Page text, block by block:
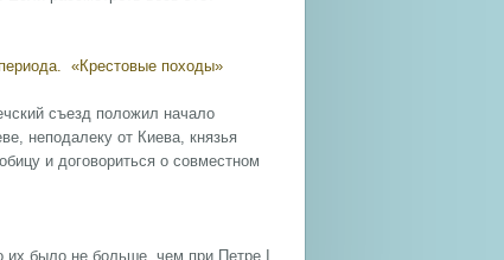
«Крестовые походы»
съезд положил начало
неподалеку от Киева, князья
и договориться о совместном
их было не больше, чем при Петре I,